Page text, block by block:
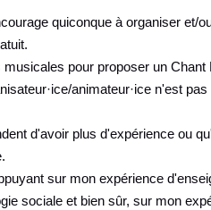
quiconque à organiser et/
pour proposer un Chant
animateur·ice n'est
d'avoir plus d'expérience ou
sur mon expérience
sociale et bien sûr, sur mon